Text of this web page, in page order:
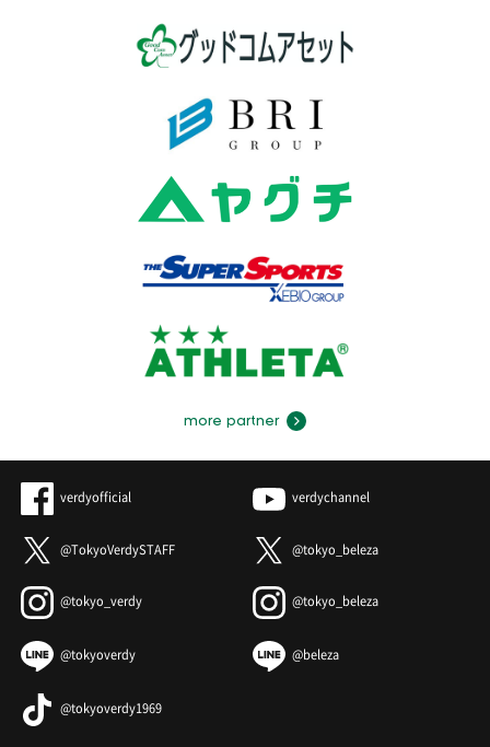
more partner
verdyofficial verdychannel
@TokyoVerdySTAFF @tokyo_beleza
@tokyo_verdy @tokyo_beleza
@tokyoverdy @beleza
@tokyoverdy1969